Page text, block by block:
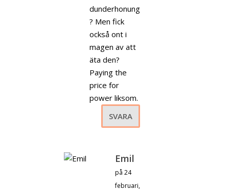
dunderhonung
? Men fick
också ont i
magen av att
äta den?
Paying the
price for
power liksom.
SVARA
Emil
på 24
februari,